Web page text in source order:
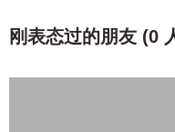
刚表态过的朋友 (0